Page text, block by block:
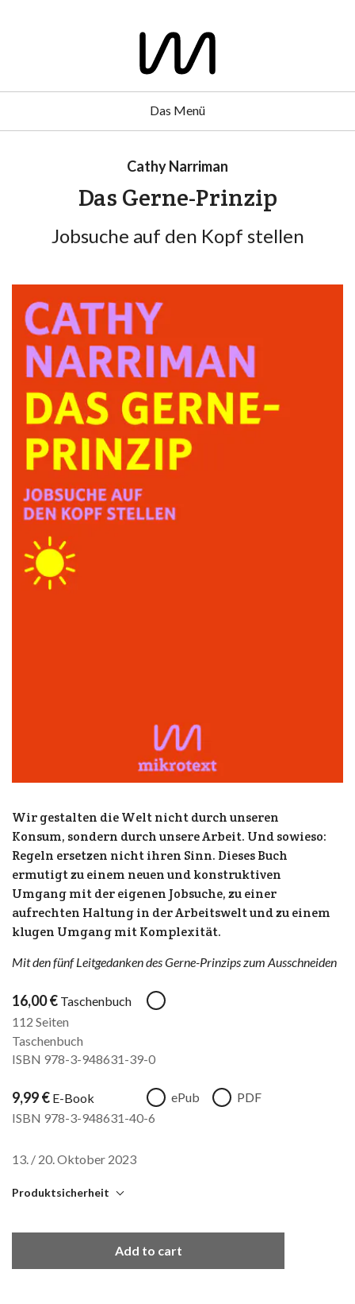
Das Menü
Cathy Narriman
Das Gerne-Prinzip
Jobsuche auf den Kopf stellen
Wir gestalten die Welt nicht durch unseren
Konsum, sondern durch unsere Arbeit. Und sowieso:
Regeln ersetzen nicht ihren Sinn. Dieses Buch
ermutigt zu einem neuen und konstruktiven
Umgang mit der eigenen Jobsuche, zu einer
aufrechten Haltung in der Arbeitswelt und zu einem
klugen Umgang mit Komplexität.
Mit den fünf Leitgedanken des Gerne-Prinzips zum Ausschneiden
16,00€ Taschenbuch
112 Seiten
Taschenbuch
ISBN 978-3-948631-39-0
9,99€ E-Book ePub
PDF
ISBN 978-3-948631-40-6
13. / 20. Oktober 2023
Produktsicherheit
Add to cart